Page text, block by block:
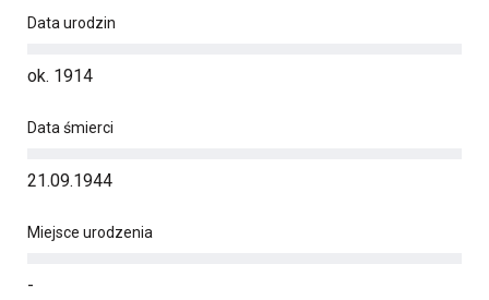
Data urodzin
ok. 1914
Data śmierci
21.09.1944
Miejsce urodzenia
-